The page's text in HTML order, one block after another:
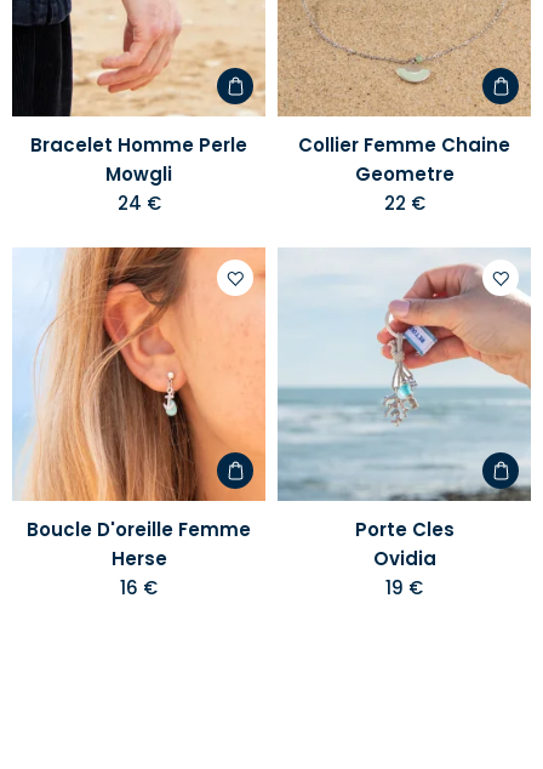
d'envies
Bracelet Homme Perle
Mowgli
24 €
liste
Collier Femme Chaine
Geometre
22 €
d'envies
Boucle D'oreille Femme
Herse
16 €
à
votre
liste
Porte Cles
Ovidia
19 €